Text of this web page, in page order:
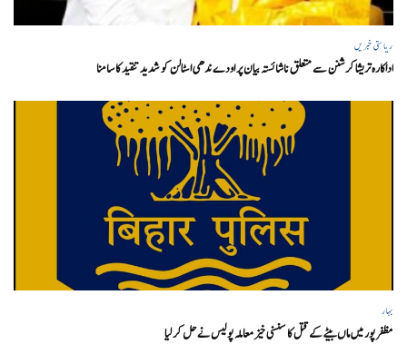
ریاستی خبریں
اداکارہ تریشا کرشنن سے متعلق ناشائستہ بیان پر اودے ندھی اسٹالن کو شدید تنقید کا سامنا
بہار
مظفر پور میں ماں بیٹے کے قتل کا سنسنی خیز معاملہ پولیس نے حل کر لیا